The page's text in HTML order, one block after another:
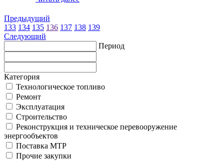
Предыдущий
133 134 135 136 137 138 139
Следующий
Период
Категория
Технологическое топливо
Ремонт
Эксплуатация
Строительство
Реконструкция и техническое перевооружение
энергообъектов
Поставка МТР
Прочие закупки